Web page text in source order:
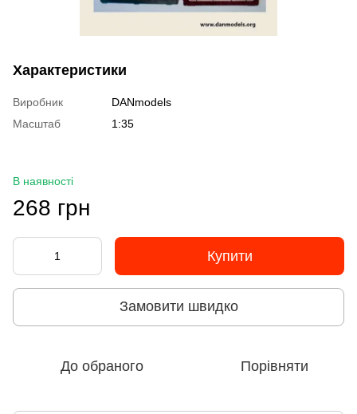
Характеристики
Виробник
DANmodels
Масштаб
1:35
В наявності
268 грн
Купити
Замовити швидко
До обраного Порівняти